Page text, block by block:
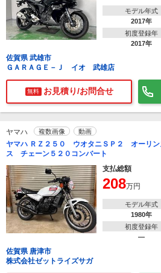
モデル年式
2017年
初度登録年
2017年
佐賀県 武雄市
ＧＡＲＡＧＥ－Ｊ イオ 武雄店
無料 お見積り/お問合せ
ヤマハ 複数画像 動画
ヤマハ ＲＺ２５０ ウオタニＳＰ２ オーリン
ス チェーン５２０コンバート
支払総額
208万円
モデル年式
1980年
初度登録年
―
佐賀県 唐津市
株式会社ゼットライズサガ